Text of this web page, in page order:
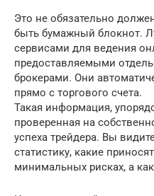
Это не обязательно
быть бумажный блокнот.
сервисами для ведения
предоставляемыми
брокерами. Они
прямо с торгового счета.
Такая информация,
проверенная на
успеха трейдера. Вы
статистику, какие
минимальных рисках, а